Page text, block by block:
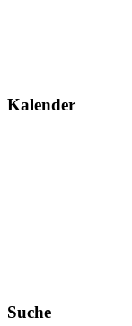
Kalender
Suche